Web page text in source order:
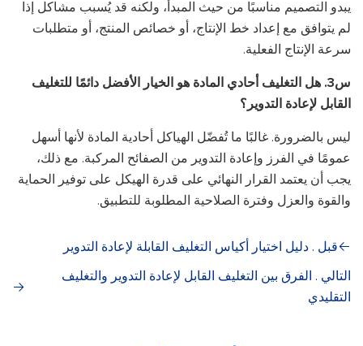
يبدو التصميم مناسبًا من حيث المبدأ، ولكنه قد يُسبب مشاكل إذا
لم يتوافق مع إعداد خط الإنتاج، أو خصائص المنتج، أو متطلبات
سرعة الإنتاج الفعلية.
س3. هل التغليف أحادي المادة هو الخيار الأفضل دائمًا للتغليف
القابل لإعادة التدوير؟
ليس بالضرورة. غالبًا ما تُفضّل الهياكل أحادية المادة لأنها أسهل
عمومًا في الفرز وإعادة التدوير من الصفائح المركبة. مع ذلك،
يجب أن يعتمد القرار النهائي على قدرة الهيكل على توفير الحماية
والقوة والعزل وفترة الصلاحية المطلوبة للتطبيق.
قبل . دليل اختيار أكياس التغليف القابلة لإعادة التدوير
التالي . الفرق بين التغليف القابل لإعادة التدوير والتغليف
التقليدي